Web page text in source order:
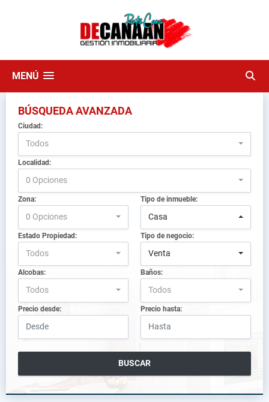
MENÚ
BÚSQUEDA AVANZADA
Ciudad:
Todos
Localidad:
0 Opciones
Zona:
0 Opciones
Tipo de inmueble:
Casa
Estado Propiedad:
Todos
Tipo de negocio:
Venta
Alcobas:
Todos
Baños:
Todos
Precio desde: Precio hasta:
BUSCAR